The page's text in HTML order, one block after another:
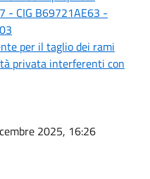
- CIG B69721AE63 -
per il taglio dei rami
privata interferenti con
2025, 16:26